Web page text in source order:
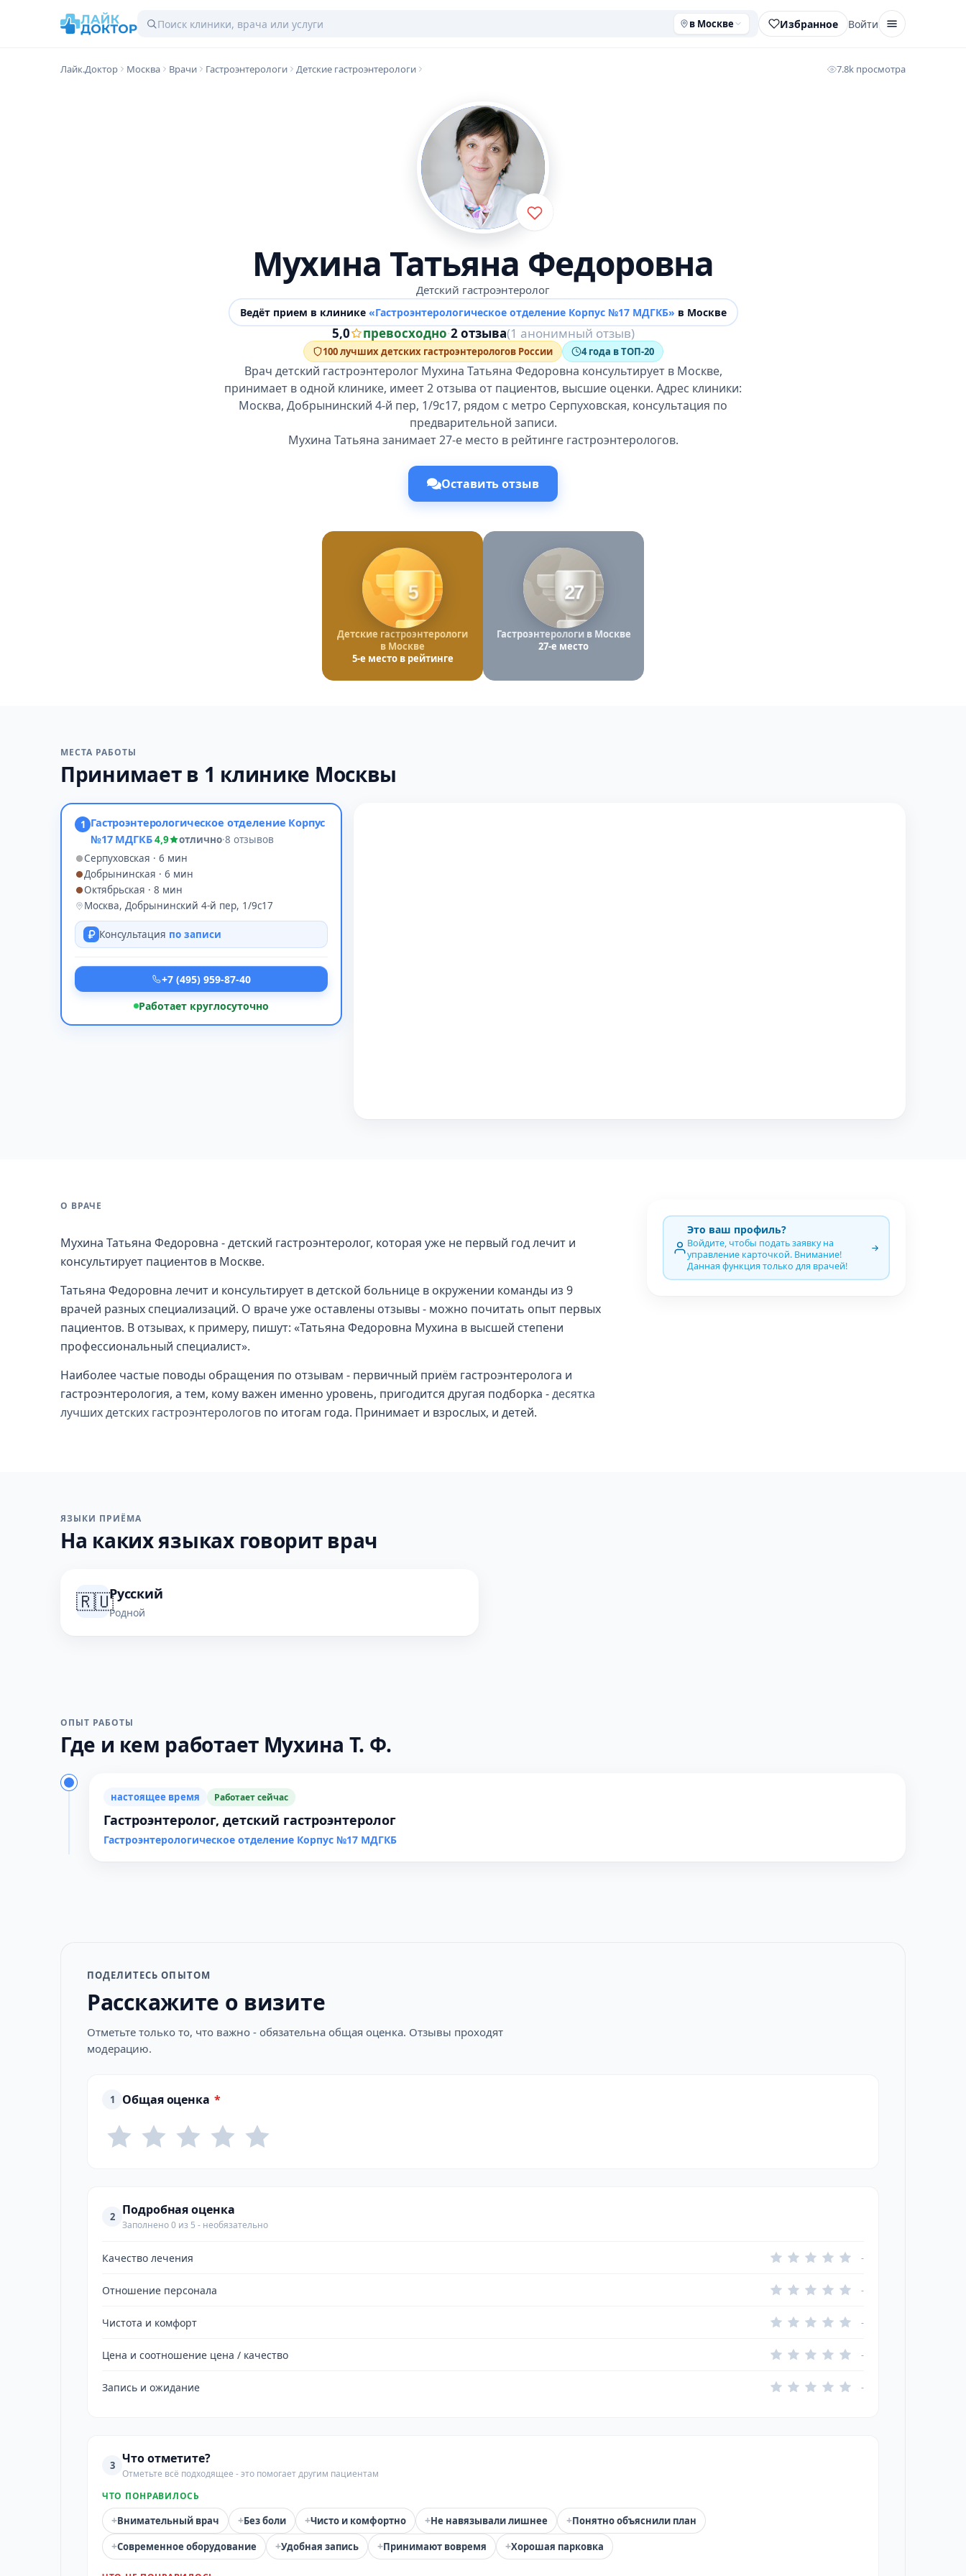
в Москве Избранное Войти
Лайк.Доктор Москва Врачи Гастроэнтерологи Детские гастроэнтерологи 7.8k просмотра
Мухина Татьяна Федоровна
Детский гастроэнтеролог
Ведёт прием в клинике «Гастроэнтерологическое отделение Корпус №17 МДГКБ» в Москве
5,0 превосходно·2 отзыва(1 анонимный отзыв)
100 лучших детских гастроэнтерологов России 4 года в ТОП-20
Врач детский гастроэнтеролог Мухина Татьяна Федоровна консультирует в Москве,
принимает в одной клинике, имеет 2 отзыва от пациентов, высшие оценки. Адрес клиники:
Москва, Добрынинский 4-й пер, 1/9с17, рядом с метро Серпуховская, консультация по
предварительной записи.
Мухина Татьяна занимает 27-е место в рейтинге гастроэнтерологов.
Оставить отзыв
5
Детские гастроэнтерологи
в Москве
5-е место в рейтинге
27
Гастроэнтерологи в Москве
27-е место
МЕСТА РАБОТЫ
Принимает в 1 клинике Москвы
1 Гастроэнтерологическое отделение Корпус
№17 МДГКБ4,9 отлично·8 отзывов
Серпуховская · 6 мин
Добрынинская · 6 мин
Октябрьская · 8 мин
Москва, Добрынинский 4-й пер, 1/9с17
Консультация по записи
+7 (495) 959-87-40
Работает круглосуточно
О ВРАЧЕ
Мухина Татьяна Федоровна - детский гастроэнтеролог, которая уже не первый год лечит и
консультирует пациентов в Москве.
Татьяна Федоровна лечит и консультирует в детской больнице в окружении команды из 9
врачей разных специализаций. О враче уже оставлены отзывы - можно почитать опыт первых
пациентов. В отзывах, к примеру, пишут: «Татьяна Федоровна Мухина в высшей степени
профессиональный специалист».
Наиболее частые поводы обращения по отзывам - первичный приём гастроэнтеролога и
гастроэнтерология, а тем, кому важен именно уровень, пригодится другая подборка -десятка
лучших детских гастроэнтерологов по итогам года. Принимает и взрослых, и детей.
Это ваш профиль?
Войдите, чтобы подать заявку на
управление карточкой. Внимание!
Данная функция только для врачей!
ЯЗЫКИ ПРИЁМА
На каких языках говорит врач
🇷🇺Русский
Родной
ОПЫТ РАБОТЫ
Где и кем работает Мухина Т. Ф.
настоящее время Работает сейчас
Гастроэнтеролог, детский гастроэнтеролог
Гастроэнтерологическое отделение Корпус №17 МДГКБ
ПОДЕЛИТЕСЬ ОПЫТОМ
Расскажите о визите
Отметьте только то, что важно - обязательна общая оценка. Отзывы проходят
модерацию.
1 Общая оценка *
2 Подробная оценка
Заполнено 0 из 5 - необязательно
Качество лечения -
Отношение персонала -
Чистота и комфорт -
Цена и соотношение цена / качество -
Запись и ожидание -
3 Что отметите?
Отметьте всё подходящее - это помогает другим пациентам
ЧТО ПОНРАВИЛОСЬ
+Внимательный врач +Без боли +Чисто и комфортно +Не навязывали лишнее +Понятно объяснили план
+Современное оборудование +Удобная запись +Принимают вовремя +Хорошая парковка